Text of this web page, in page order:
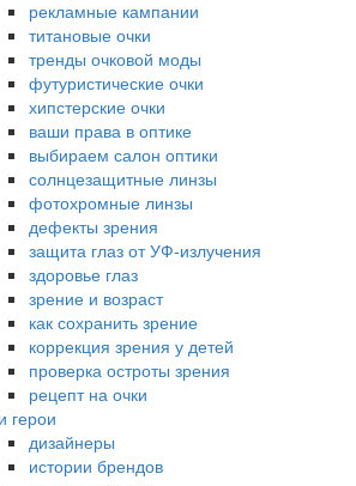
рекламные кампании
титановые очки
тренды очковой моды
футуристические очки
хипстерские очки
ваши права в оптике
выбираем салон оптики
солнцезащитные линзы
фотохромные линзы
дефекты зрения
защита глаз от УФ-излучения
здоровье глаз
зрение и возраст
как сохранить зрение
коррекция зрения у детей
проверка остроты зрения
рецепт на очки
герои
дизайнеры
истории брендов